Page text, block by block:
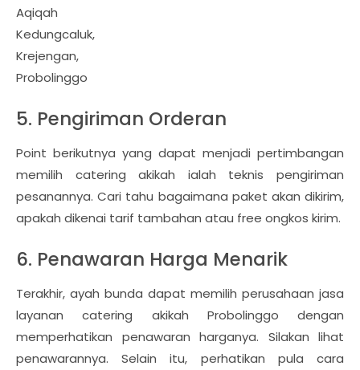
Aqiqah
Kedungcaluk,
Krejengan,
Probolinggo
5. Pengiriman Orderan
Point berikutnya yang dapat menjadi pertimbangan
memilih catering akikah ialah teknis pengiriman
pesanannya. Cari tahu bagaimana paket akan dikirim,
apakah dikenai tarif tambahan atau free ongkos kirim.
6. Penawaran Harga Menarik
Terakhir, ayah bunda dapat memilih perusahaan jasa
layanan catering akikah Probolinggo dengan
memperhatikan penawaran harganya. Silakan lihat
penawarannya. Selain itu, perhatikan pula cara